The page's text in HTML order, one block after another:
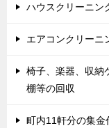
ハウスクリーニ
エアコンクリー
椅子、楽器、収納
棚等の回収
町内11軒分の集